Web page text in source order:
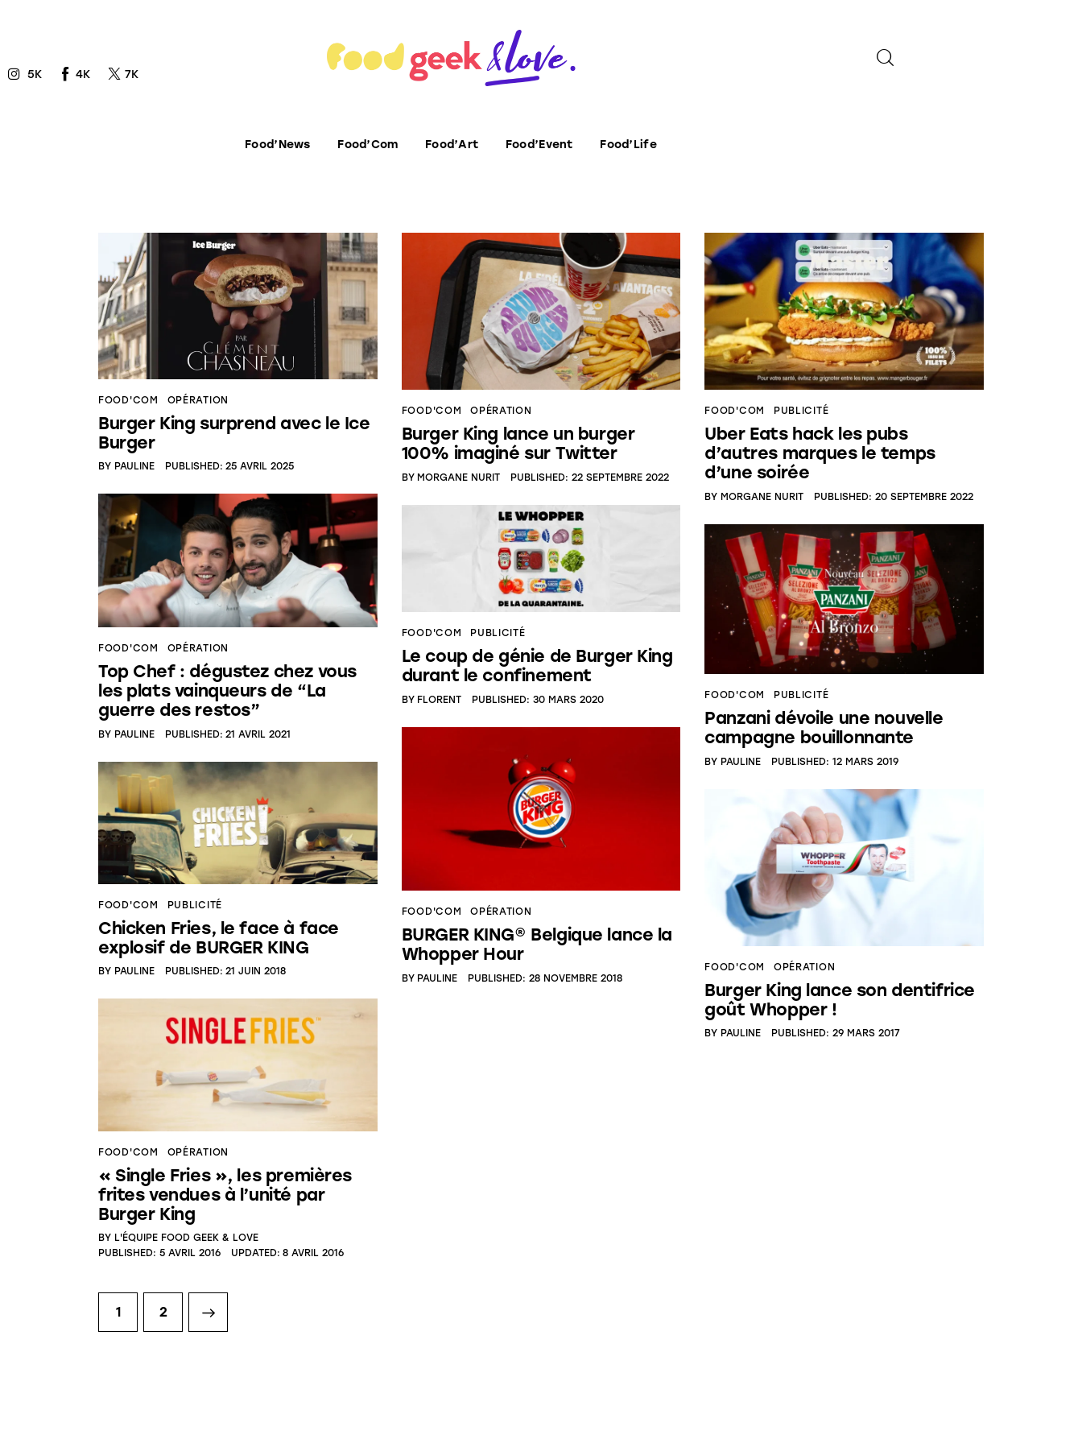
5K 4K 7K
Food’News Food’Com Food’Art Food’Event Food’Life
FOOD'COM OPÉRATION
Burger King surprend avec le Ice
Burger
BY PAULINE PUBLISHED: 25 AVRIL 2025
FOOD'COM OPÉRATION
Burger King lance un burger
100% imaginé sur Twitter
BY MORGANE NURIT PUBLISHED: 22 SEPTEMBRE 2022
FOOD'COM PUBLICITÉ
Uber Eats hack les pubs
d’autres marques le temps
d’une soirée
BY MORGANE NURIT PUBLISHED: 20 SEPTEMBRE 2022
FOOD'COM OPÉRATION
Top Chef : dégustez chez vous
les plats vainqueurs de “La
guerre des restos”
BY PAULINE PUBLISHED: 21 AVRIL 2021
FOOD'COM PUBLICITÉ
Le coup de génie de Burger King
durant le confinement
BY FLORENT PUBLISHED: 30 MARS 2020 FOOD'COM PUBLICITÉ
Panzani dévoile une nouvelle
campagne bouillonnante
BY PAULINE PUBLISHED: 12 MARS 2019
FOOD'COM OPÉRATION
BURGER KING® Belgique lance la
Whopper Hour
BY PAULINE PUBLISHED: 28 NOVEMBRE 2018
FOOD'COM PUBLICITÉ
Chicken Fries, le face à face
explosif de BURGER KING
BY PAULINE PUBLISHED: 21 JUIN 2018 FOOD'COM OPÉRATION
Burger King lance son dentifrice
goût Whopper !
BY PAULINE PUBLISHED: 29 MARS 2017
FOOD'COM OPÉRATION
« Single Fries », les premières
frites vendues à l’unité par
Burger King
BY L'ÉQUIPE FOOD GEEK & LOVE
PUBLISHED: 5 AVRIL 2016 UPDATED: 8 AVRIL 2016
1 2